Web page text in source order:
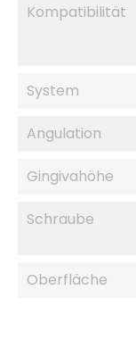
Kompatibilität
System
Angulation
Gingivahöhe
Schraube
Oberfläche